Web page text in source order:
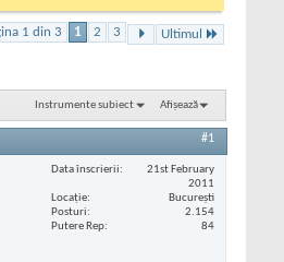
1 din 3 1 2 3 Ultimul
Instrumente subiect Afișează
#1
Data înscrierii
21st February
2011
Locaţie
București
Posturi
2.154
Putere Rep
84